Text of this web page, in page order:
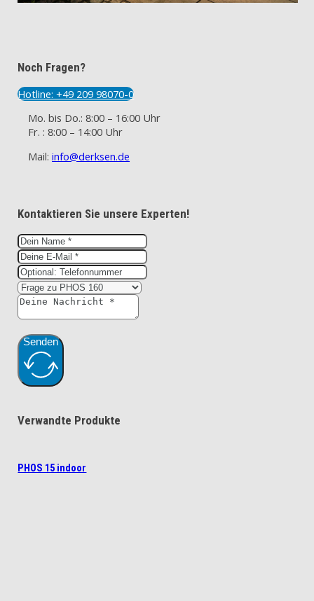
Noch Fragen?
Hotline: +49 209 98070-0
Mo. bis Do.: 8:00 – 16:00 Uhr
Fr. : 8:00 – 14:00 Uhr
Mail:info@derksen.de
Kontaktieren Sie unsere Experten!
Senden
Verwandte Produkte
PHOS 15 indoor